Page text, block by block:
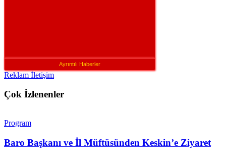
Ayrıntılı Haberler
Reklam İletişim
Çok İzlenenler
Program
Baro Başkanı ve İl Müftüsünden Keskin’e Ziyaret